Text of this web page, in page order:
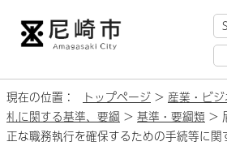
現在の位置： トップページ > 産業・ビジ
札に関する基準、要綱 > 基準・要綱類 >
正な職務執行を確保するための手続等に関